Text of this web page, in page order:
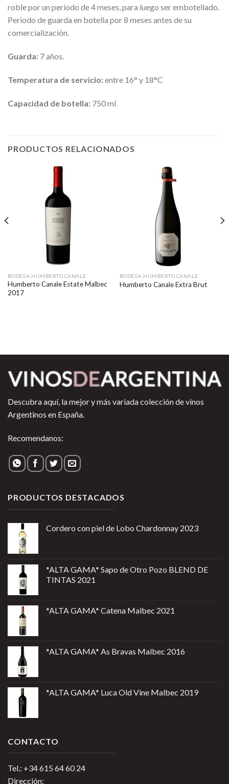
roble por un periodo de 4 meses, para luego ser embotellado.
Periodo de guarda en botella por 8 meses antes de su
comercialización.
Guarda: 7 años.
Temperatura de servicio:entre 16° y 18°C
Capacidad de botella: 750 ml
PRODUCTOS RELACIONADOS
BODEGA HUMBERTO CANALE
Humberto Canale Estate Malbec
2017
BODEGA HUMBERTO CANALE
Humberto Canale Extra Brut
Descubra aquí, la mejor y más variada colección de vinos
Argentinos en España.
Recomendanos:
PRODUCTOS DESTACADOS
Cordero con piel de Lobo Chardonnay 2023
*ALTA GAMA* Sapo de Otro Pozo BLEND DE
TINTAS 2021
*ALTA GAMA* Catena Malbec 2021
*ALTA GAMA* As Bravas Malbec 2016
*ALTA GAMA* Luca Old Vine Malbec 2019
CONTACTO
Tel.: +34 615 64 60 24
Dirección: